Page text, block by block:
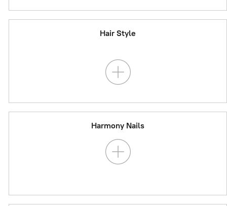
Hair Style
Harmony Nails